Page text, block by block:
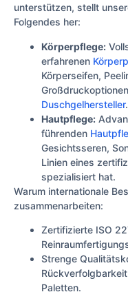
unterstützen, stellt
Folgendes her:
Körperpflege:
erfahrenen
Körperseifen,
Duschgelhersteller.
Hautpflege:
führenden
Gesichtsseren,
Linien eines
spezialisiert hat.
Warum internationale
zusammenarbeiten:
Zertifizierte ISO
Strenge
Paletten.